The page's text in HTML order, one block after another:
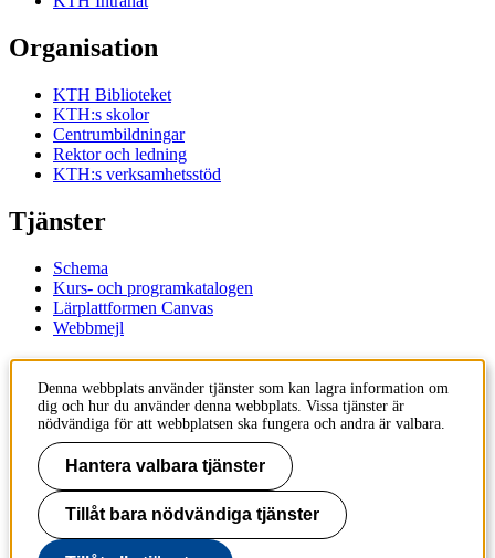
Organisation
KTH Biblioteket
KTH:s skolor
Centrumbildningar
Rektor och ledning
KTH:s verksamhetsstöd
Tjänster
Schema
Kurs- och programkatalogen
Lärplattformen Canvas
Webbmejl
KTH
100 44 Stockholm
+46 8 790 60 00
Kontakta KTH
Jobba på KTH
Press och media
Denna webbplats använder tjänster som kan lagra information om
dig och hur du använder denna webbplats. Vissa tjänster är
nödvändiga för att webbplatsen ska fungera och andra är valbara.
Hantera valbara tjänster
Tillåt bara nödvändiga tjänster